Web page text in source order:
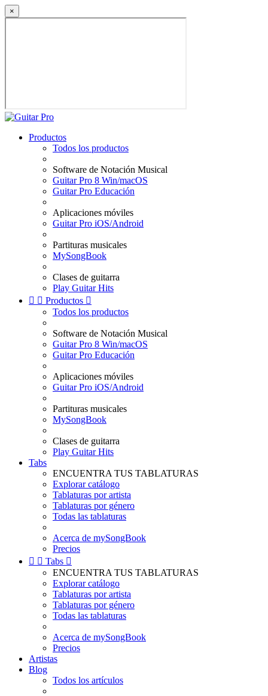
×
Productos
Todos los productos
Software de Notación Musical
Guitar Pro 8 Win/macOS
Guitar Pro Educación
Aplicaciones móviles
Guitar Pro iOS/Android
Partituras musicales
MySongBook
Clases de guitarra
Play Guitar Hits
  Productos 
Todos los productos
Software de Notación Musical
Guitar Pro 8 Win/macOS
Guitar Pro Educación
Aplicaciones móviles
Guitar Pro iOS/Android
Partituras musicales
MySongBook
Clases de guitarra
Play Guitar Hits
Tabs
ENCUENTRA TUS TABLATURAS
Explorar catálogo
Tablaturas por artista
Tablaturas por género
Todas las tablaturas
Acerca de mySongBook
Precios
  Tabs 
ENCUENTRA TUS TABLATURAS
Explorar catálogo
Tablaturas por artista
Tablaturas por género
Todas las tablaturas
Acerca de mySongBook
Precios
Artistas
Blog
Todos los artículos